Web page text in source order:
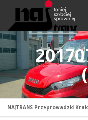
NAJTRANS Przeprowadzki